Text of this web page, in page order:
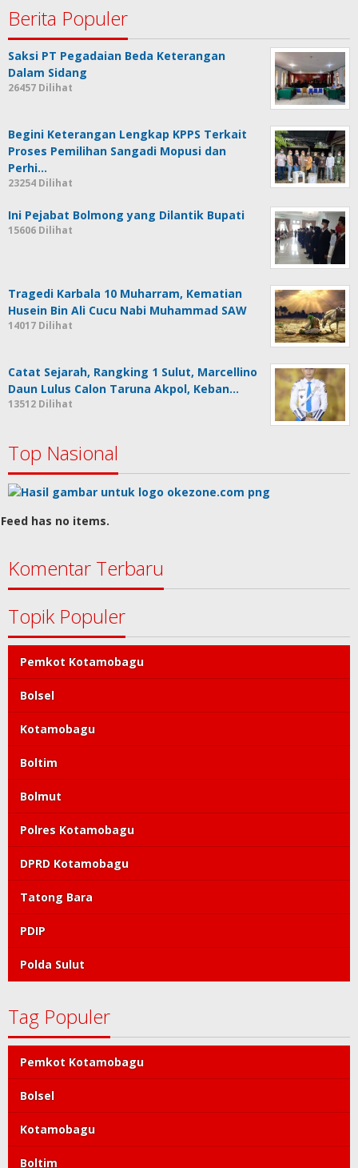
Berita Populer
Saksi PT Pegadaian Beda Keterangan
Dalam Sidang
26457 Dilihat
Begini Keterangan Lengkap KPPS Terkait
Proses Pemilihan Sangadi Mopusi dan
Perhi…
23254 Dilihat
Ini Pejabat Bolmong yang Dilantik Bupati
15606 Dilihat
Tragedi Karbala 10 Muharram, Kematian
Husein Bin Ali Cucu Nabi Muhammad SAW
14017 Dilihat
Catat Sejarah, Rangking 1 Sulut, Marcellino
Daun Lulus Calon Taruna Akpol, Keban…
13512 Dilihat
Top Nasional
Feed has no items.
Komentar Terbaru
Topik Populer
Pemkot Kotamobagu
Bolsel
Kotamobagu
Boltim
Bolmut
Polres Kotamobagu
DPRD Kotamobagu
Tatong Bara
PDIP
Polda Sulut
Tag Populer
Pemkot Kotamobagu
Bolsel
Kotamobagu
Boltim